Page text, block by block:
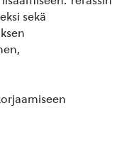
sekä